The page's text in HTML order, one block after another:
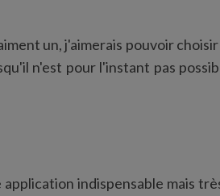
un, j'aimerais pouvoir
n'est pour l'instant pas
indispensable mais